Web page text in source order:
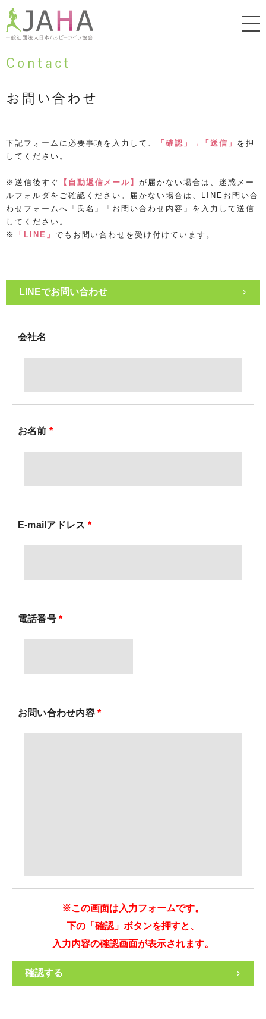
Contact
お問い合わせ
下記フォームに必要事項を入力して、 「確認」→「送信」 を押
してください。
※送信後すぐ 【自動返信メール】が届かない場合は、迷惑メー
ルフォルダをご確認ください。届かない場合は、LINEお問い合
わせフォームへ「氏名」「お問い合わせ内容」を入力して送信
してください。
※
「LINE」 でもお問い合わせを受け付けています。
>
会社名
お名前 *
E-mailアドレス *
電話番号*
お問い合わせ内容*
※この画面は入力フォームです。
下の「確認」ボタンを押すと、
入力内容の確認画面が表示されます。
>